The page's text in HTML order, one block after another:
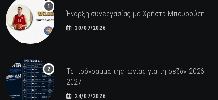
Έναρξη συνεργασίας με Χρήστο Μπουρούση
30/07/2026
Το πρόγραμμα της Ιωνίας για τη σεζόν 2026-
2027
24/07/2026